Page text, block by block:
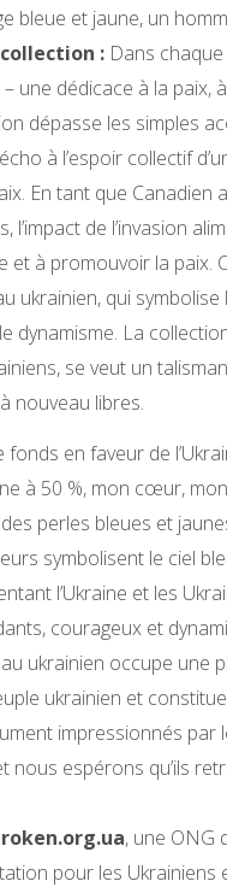
bleue et jaune, un
: Dans
une dédicace à la paix,
dépasse les simples
à l’espoir collectif
En tant que Canadien
de l’invasion
et à promouvoir la paix.
ukrainien, qui symbolise
dynamisme. La
se veut un
nouveau libres.
en faveur de
à 50 %, mon cœur,
perles bleues et
symbolisent le ciel
l’Ukraine et les
courageux et
ukrainien occupe une
ukrainien et
impressionnés par
nous espérons qu’ils
, une ONG
pour les Ukrainiens